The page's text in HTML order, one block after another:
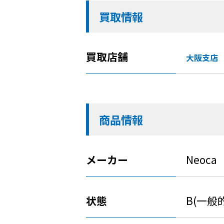
買取情報
買取店舗 大阪支店
商品情報
メーカー Neoca
状態 B(一般